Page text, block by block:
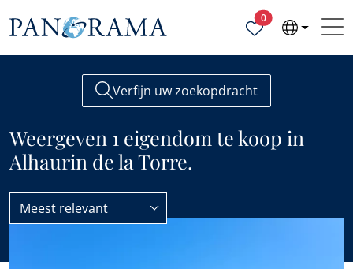
0Geselecteerde
Verfijn uw zoekopdracht
Weergeven 1 eigendom te koop in
Alhaurin de la Torre.
Meest relevant